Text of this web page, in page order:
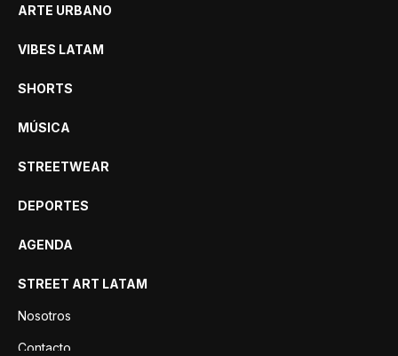
ARTE URBANO
VIBES LATAM
SHORTS
MÚSICA
STREETWEAR
DEPORTES
AGENDA
STREET ART LATAM
Nosotros
Contacto